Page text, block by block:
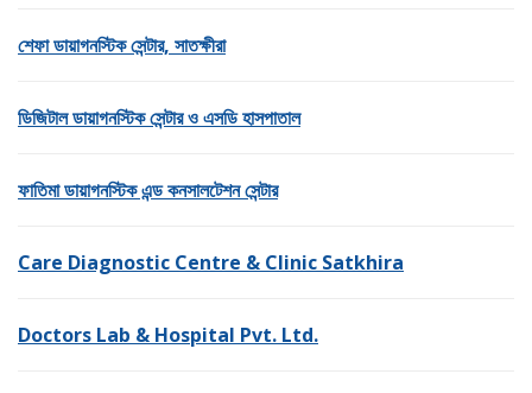
শেফা ডায়াগনস্টিক সেন্টার, সাতক্ষীরা
ডিজিটাল ডায়াগনস্টিক সেন্টার ও এসডি হাসপাতাল
ফাতিমা ডায়াগনস্টিক এন্ড কনসালটেশন সেন্টার
Care Diagnostic Centre & Clinic Satkhira
Doctors Lab & Hospital Pvt. Ltd.